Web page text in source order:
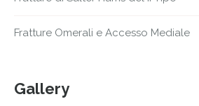
Fratture Omerali e Accesso Mediale
Gallery